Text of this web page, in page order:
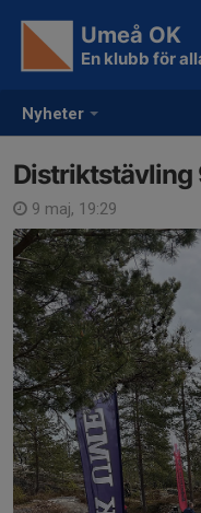
Nyheter
Umeå OK
En klubb för
Distriktstävling
9 maj, 19:29